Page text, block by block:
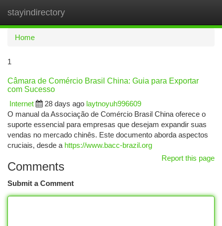
stayindirectory
Home
1
Câmara de Comércio Brasil China: Guia para Exportar
com Sucesso
Internet
28 days ago laytnoyuh996609
O manual da Associação de Comércio Brasil China oferece o
suporte essencial para empresas que desejam expandir suas
vendas no mercado chinês. Este documento aborda aspectos
cruciais, desde a https://www.bacc-brazil.org
Report this page
Comments
Submit a Comment